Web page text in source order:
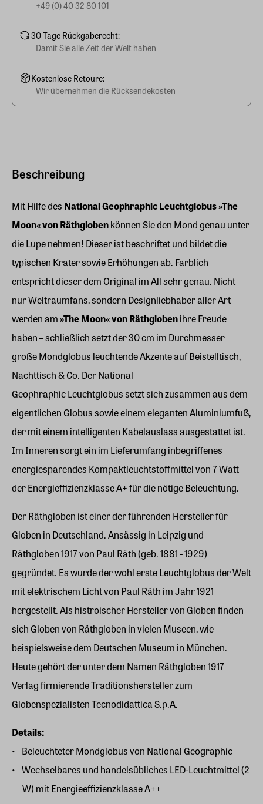
Beschreibung
Mit Hilfe des National Geophraphic Leuchtglobus »The
Moon« von Räthglobenkönnen Sie den Mond genau unter
die Lupe nehmen! Dieser ist beschriftet und bildet die
typischen Krater sowie Erhöhungen ab. Farblich
entspricht dieser dem Original im All sehr genau. Nicht
nur Weltraumfans, sondern Designliebhaber aller Art
werden am»The Moon« von Räthglobenihre Freude
haben – schließlich setzt der 30 cm im Durchmesser
große Mondglobus leuchtende Akzente auf Beistelltisch,
Nachttisch & Co. Der National
Geophraphic Leuchtglobussetzt sich zusammen aus dem
eigentlichen Globus sowie einem eleganten Aluminiumfuß,
der mit einem intelligenten Kabelauslass ausgestattet ist.
Im Inneren sorgt ein im Lieferumfang inbegriffenes
energiesparendes Kompaktleuchtstoffmittel von 7 Watt
der Energieffizienzklasse A+ für die nötige Beleuchtung.
Der Räthgloben ist einer der führenden Hersteller für
Globen in Deutschland. Ansässig in Leipzig und
Räthgloben 1917 von Paul Räth (geb. 1881 - 1929)
gegründet. Es wurde der wohl erste Leuchtglobus der Welt
mit elektrischem Licht von Paul Räth im Jahr 1921
hergestellt. Als histroischer Hersteller von Globen finden
sich Globen von Räthgloben in vielen Museen, wie
beispielsweise dem Deutschen Museum in München.
Heute gehört der unter dem Namen Räthgloben 1917
Verlag firmierende Traditionshersteller zum
Globenspezialisten Tecnodidattica S.p.A.
Details:
Beleuchteter Mondglobus von National Geographic
Wechselbares und handelsübliches LED-Leuchtmittel (2
W) mit Energieeffizienzklasse A++
+49 (0) 40 32 80 101
30 Tage Rückgaberecht:
Damit Sie alle Zeit der Welt haben
Kostenlose Retoure:
Wir übernehmen die Rücksendekosten